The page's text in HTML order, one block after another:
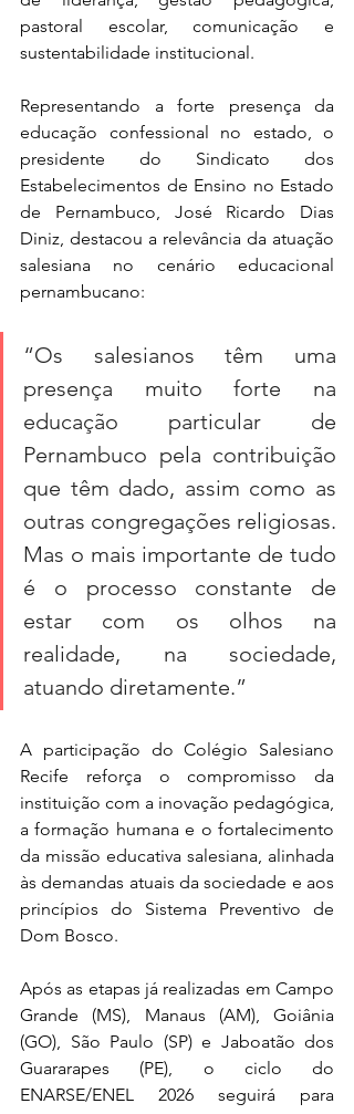
pastoral escolar, comunicação e
sustentabilidade institucional.
Representando a forte presença da
educação confessional no estado, o
presidente do Sindicato dos
Estabelecimentos de Ensino no Estado
de Pernambuco, José Ricardo Dias
Diniz, destacou a relevância da atuação
salesiana no cenário educacional
pernambucano:
“Os salesianos têm uma
presença muito forte na
educação particular de
Pernambuco pela contribuição
que têm dado, assim como as
outras congregações religiosas.
Mas o mais importante de tudo
é o processo constante de
estar com os olhos na
realidade, na sociedade,
atuando diretamente.”
A participação do Colégio Salesiano
Recife reforça o compromisso da
instituição com a inovação pedagógica,
a formação humana e o fortalecimento
da missão educativa salesiana, alinhada
às demandas atuais da sociedade e aos
princípios do Sistema Preventivo de
Dom Bosco.
Após as etapas já realizadas em Campo
Grande (MS), Manaus (AM), Goiânia
(GO), São Paulo (SP) e Jaboatão dos
Guararapes (PE), o ciclo do
ENARSE/ENEL 2026 seguirá para